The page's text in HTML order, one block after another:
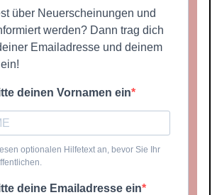
über Neuerscheinungen und
werden? Dann trag dich
Emailadresse und deinem
deinen Vornamen ein
optionalen Hilfetext an, bevor Sie Ihr
deine Emailadresse ein